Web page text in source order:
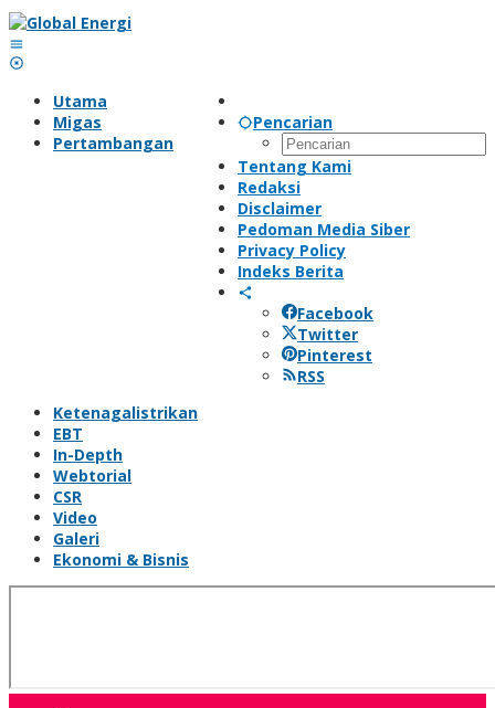
Lewati
ke
konten
Pencarian
Tentang Kami
Redaksi
Disclaimer
Pedoman Media Siber
Privacy Policy
Indeks Berita
Facebook
Twitter
Pinterest
RSS
Utama
Migas
Pertambangan
Ketenagalistrikan
EBT
In-Depth
Webtorial
CSR
Video
Galeri
Ekonomi & Bisnis